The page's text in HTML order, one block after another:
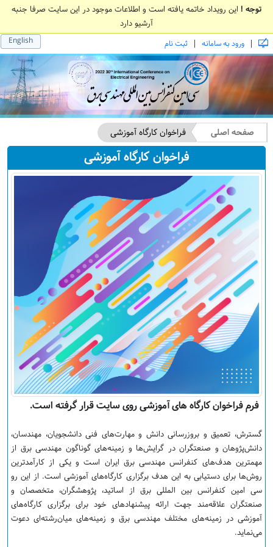
توجه ! این رویداد خاتمه یافته است و اطلاعات موجود در این سایت صرفا جنبه
آرشیو دارد
English | ورود به سامانه | ثبت نام
صفحه اصلی فراخوان کارگاه آموزشی
فراخوان کارگاه آموزشی
فرم فراخوان کارگاه های آموزشی روی سایت قرار گرفته است.
گسترش، تعمیق و بروزرسانی دانش و مهارت‌های فنی دانشجویان، مهندسان،
دانش‌پژوهان و صنعتگران در گرایش‌ها و زمینه‌های گوناگون مهندسی برق از
مهمترین هدف‌های کنفرانس مهندسی برق ایران است و یکی از کارآمدترین
روش‌ها برای دستیابی به این هدف برگزاری کارگاه‌های آموزشی است. از این ‏رو
سی امین کنفرانس بین المللی برق از اساتید، پژوهشگران، متخصصان و
صنعتگران علاقه‌مند جهت ارائه پیشنهادهای خود برای برگزاری کارگاه‌های
آموزشی در زمینه‌های مختلف مهندسی برق و زمینه‌های میان‌رشته‌ای دعوت
می‌نماید.